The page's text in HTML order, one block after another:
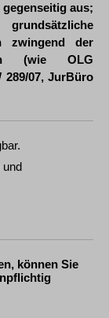
aus;
zwingend der
(wie OLG
289/07, JurBüro
und
können Sie